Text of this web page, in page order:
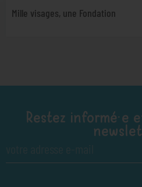
Mille visages, une Fondation
Restez informé·e